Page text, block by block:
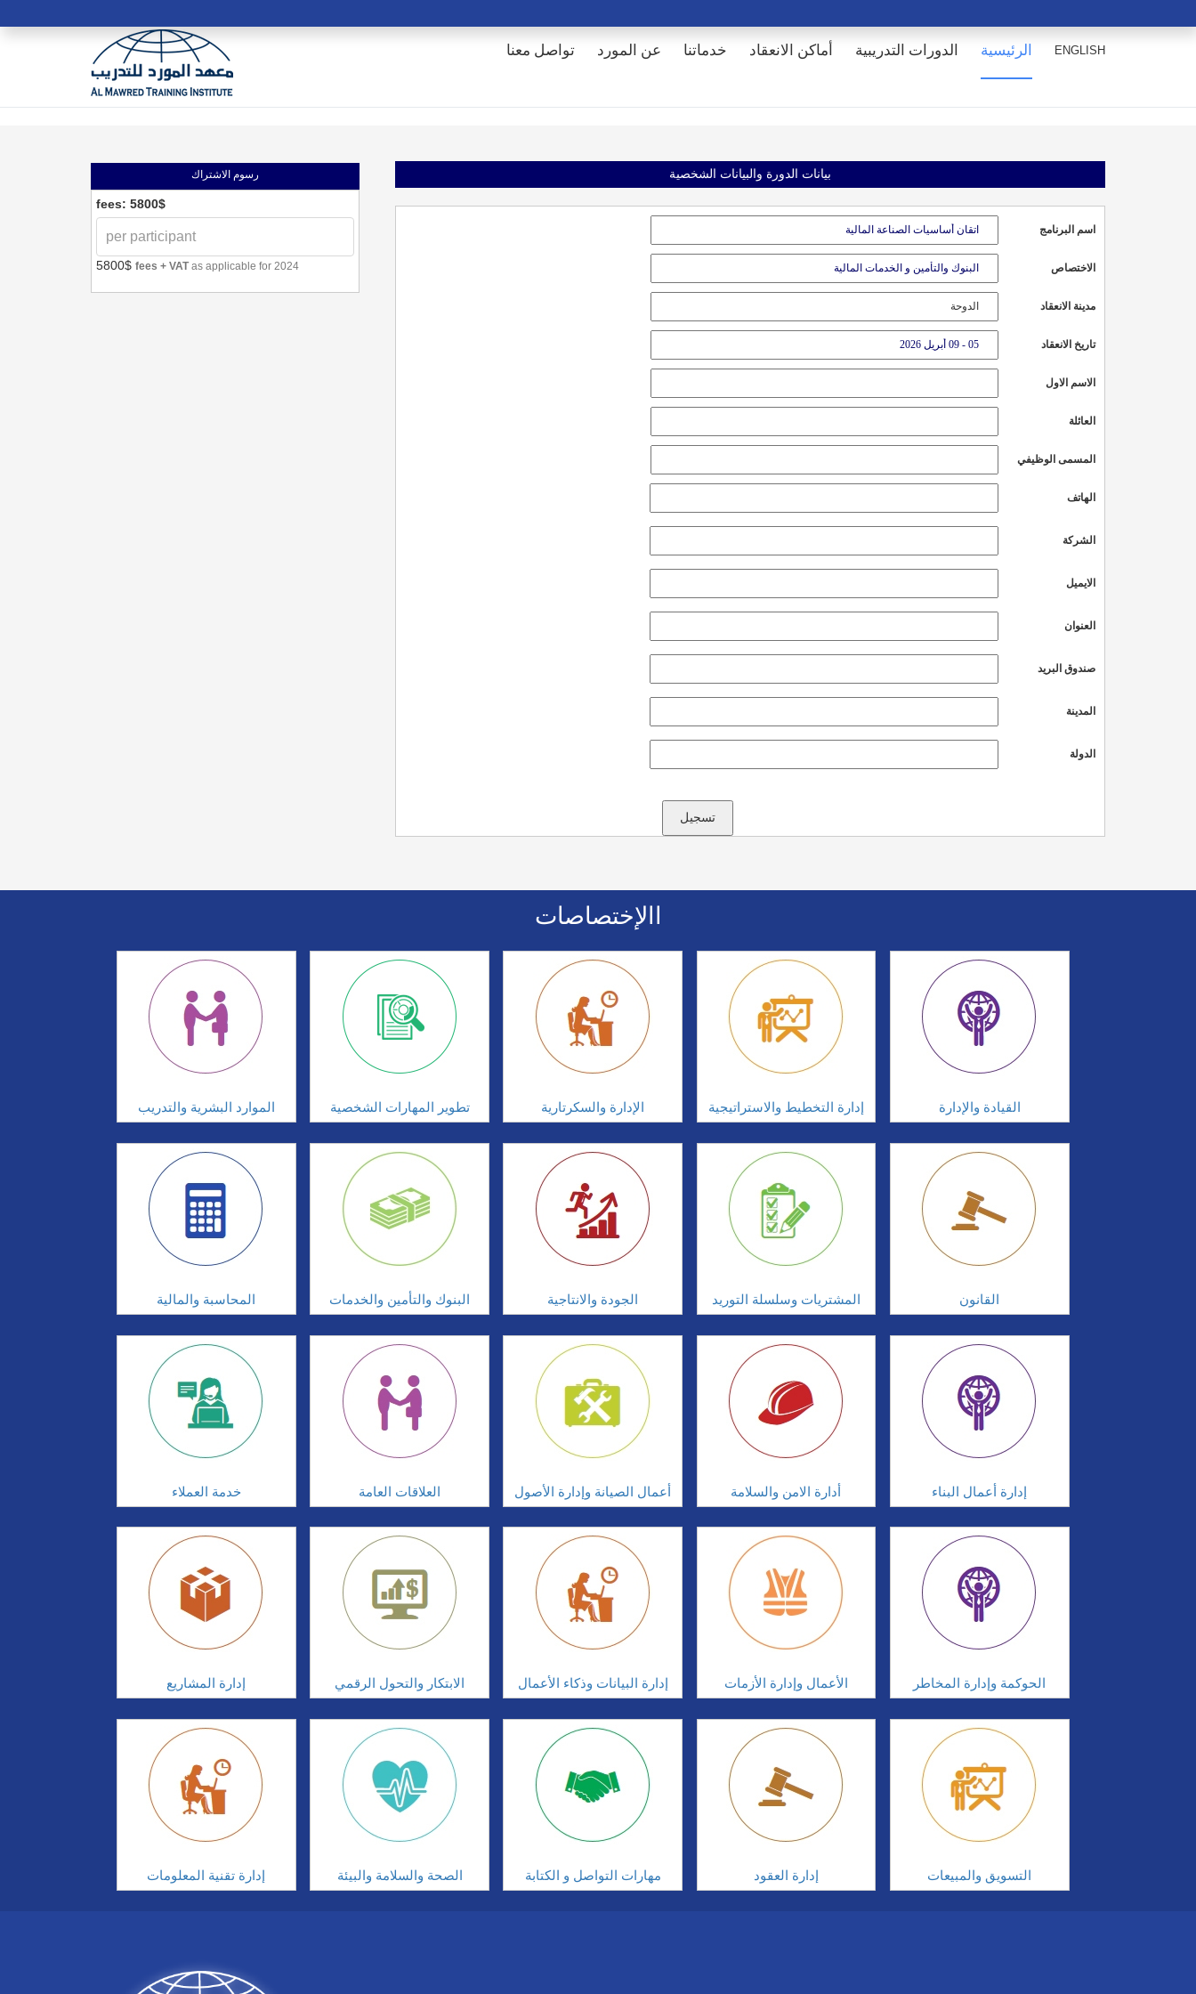
تواصل معنا عن المورد خدماتنا أماكن الانعقاد الدورات التدريبية الرئيسية ENGLISH
رسوم الاشتراك
fees: 5800$
5800$ fees + VATas applicable for 2024
بيانات الدورة والبيانات الشخصية
اسم البرنامج
الاختصاص
مدينة الانعقاد
تاريخ الانعقاد
الاسم الاول
العائلة
المسمى الوظيفي
الهاتف
الشركة
الايميل
العنوان
صندوق البريد
المدينة
الدولة
االإختصاصات
الموارد البشرية والتدريب تطوير المهارات الشخصية الإدارة والسكرتارية إدارة التخطيط والاستراتيجية القيادة والإدارة
المحاسبة والمالية البنوك والتأمين والخدمات الجودة والانتاجية المشتريات وسلسلة التوريد القانون
خدمة العملاء العلاقات العامة أعمال الصيانة وإدارة الأصول أدارة الامن والسلامة إدارة أعمال البناء
إدارة المشاريع الابتكار والتحول الرقمي إدارة البيانات وذكاء الأعمال الأعمال وإدارة الأزمات الحوكمة وإدارة المخاطر
إدارة تقنية المعلومات الصحة والسلامة والبيئة مهارات التواصل و الكتابة إدارة العقود التسويق والمبيعات